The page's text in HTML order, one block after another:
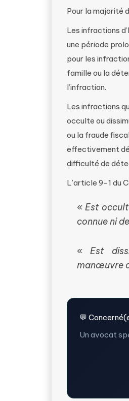
Pour la majorité
Les infractions
une période
pour les
famille ou la
l’infraction.
Les infractions
occulte ou
ou la fraude
effectivement
difficulté de
L’article 9-1 du
«Est
connue ni
«Est
manœuvre
💬
Un avocat